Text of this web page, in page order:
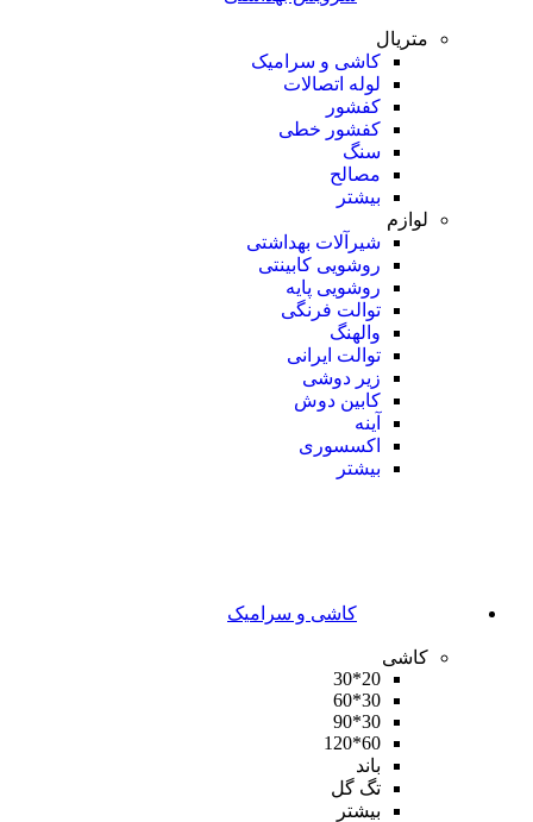
متریال
کاشی و سرامیک
لوله اتصالات
کفشور
کفشور خطی
سنگ
مصالح
بیشتر
لوازم
شیرآلات بهداشتی
روشویی کابینتی
روشویی پایه
توالت فرنگی
والهنگ
توالت ایرانی
زیر دوشی
کابین دوش
آینه
اکسسوری
بیشتر
کاشی و سرامیک
کاشی
20*30
30*60
30*90
60*120
باند
تگ گل
بیشتر